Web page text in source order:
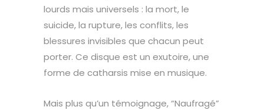
lourds mais universels : la mort, le
suicide, la rupture, les conflits, les
blessures invisibles que chacun peut
porter. Ce disque est un exutoire, une
forme de catharsis mise en musique.
Mais plus qu’un témoignage, “Naufragé”